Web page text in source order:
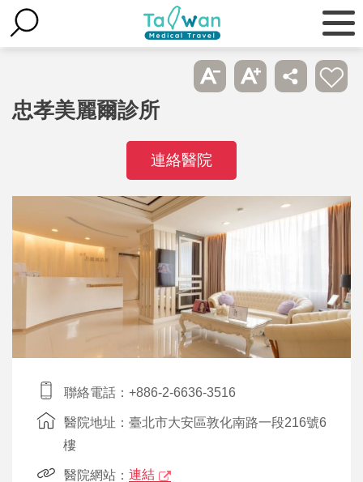
忠孝美麗爾診所
連絡醫院
聯絡電話：+886-2-6636-3516
醫院地址：臺北市大安區敦化南路一段216號6
樓
醫院網站： 連結